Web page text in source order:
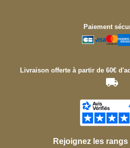
Paiement
Livraison offerte à partir de 60€
Rejoignez les rangs